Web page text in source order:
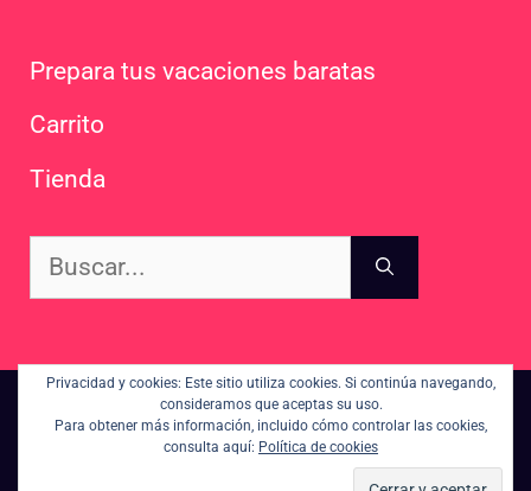
Prepara tus vacaciones baratas
Carrito
Tienda
Buscar:
Privacidad y cookies: Este sitio utiliza cookies. Si continúa navegando,
consideramos que aceptas su uso.
Para obtener más información, incluido cómo controlar las cookies,
consulta aquí: Política de cookies
Contacto
Sitemap
Política de Privacidad, Cookies y condiciones de uso